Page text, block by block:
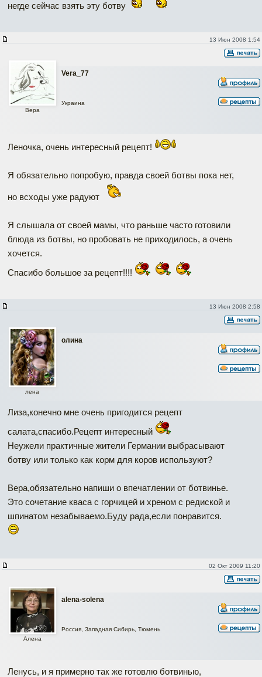
негде сейчас взять эту ботву
13 Июн 2008 1:54
Vera_77
Вера
Украина
Леночка, очень интересный рецепт!
Я обязательно попробую, правда своей ботвы пока нет,
но всходы уже радуют
Я слышала от своей мамы, что раньше часто готовили
блюда из ботвы, но пробовать не приходилось, а очень
хочется.
Спасибо большое за рецепт!!!!
13 Июн 2008 2:58
олина
лена
Лиза,конечно мне очень пригодится рецепт
салата,спасибо.Рецепт интересный
Неужели практичные жители Германии выбрасывают
ботву или только как корм для коров используют?
Вера,обязательно напиши о впечатлении от ботвинье.
Это сочетание кваса с горчицей и хреном с редиской и
шпинатом незабываемо.Буду рада,если понравится.
02 Окт 2009 11:20
alena-solena
Алена
Россия, Западная Сибирь, Тюмень
Ленусь, и я примерно так же готовлю ботвинью,